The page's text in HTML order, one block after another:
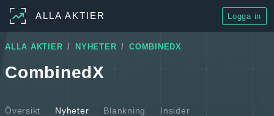
ALLA AKTIER Logga in
ALLA AKTIER NYHETER COMBINEDX
CombinedX
Översikt Nyheter Blankning Insider